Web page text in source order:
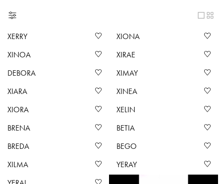
XERRY
XIONA
XINOA
XIRAE
DEBORA
XIMAY
XIARA
XINEA
XIORA
XELIN
BRENA
BETIA
BREDA
BEGO
XILMA
YERAY